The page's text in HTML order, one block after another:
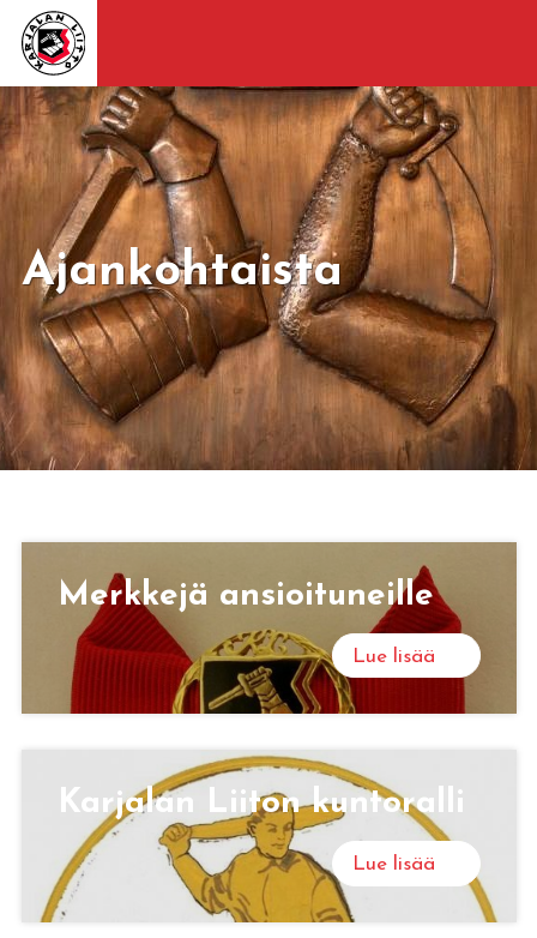
Ajankohtaista
Merk­ke­jä an­sioi­tu­neil­le
Lue lisää
Kar­ja­lan Lii­ton kun­to­ral­li
Lue lisää